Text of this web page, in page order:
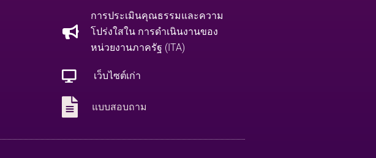
การประเมินคุณธรรมและความ
โปร่งใสใน การดำเนินงานของ
หน่วยงานภาครัฐ (ITA)
เว็บไซต์เก่า
แบบสอบถาม